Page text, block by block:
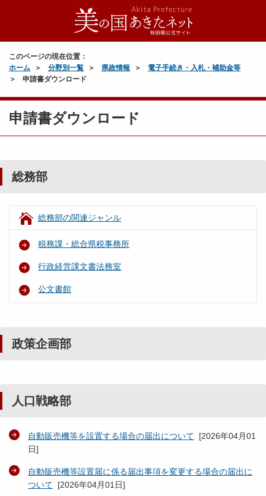
このページの現在位置：
ホーム
分野別一覧 県政情報
電子手続き・入札・補助金等
申請書ダウンロード
申請書ダウンロード
総務部
総務部の関連ジャンル
税務課・総合県税事務所
行政経営課文書法務室
公文書館
政策企画部
人口戦略部
自動販売機等を設置する場合の届出について [2026年04月01
日]
自動販売機等設置届に係る届出事項を変更する場合の届出に
ついて [2026年04月01日]